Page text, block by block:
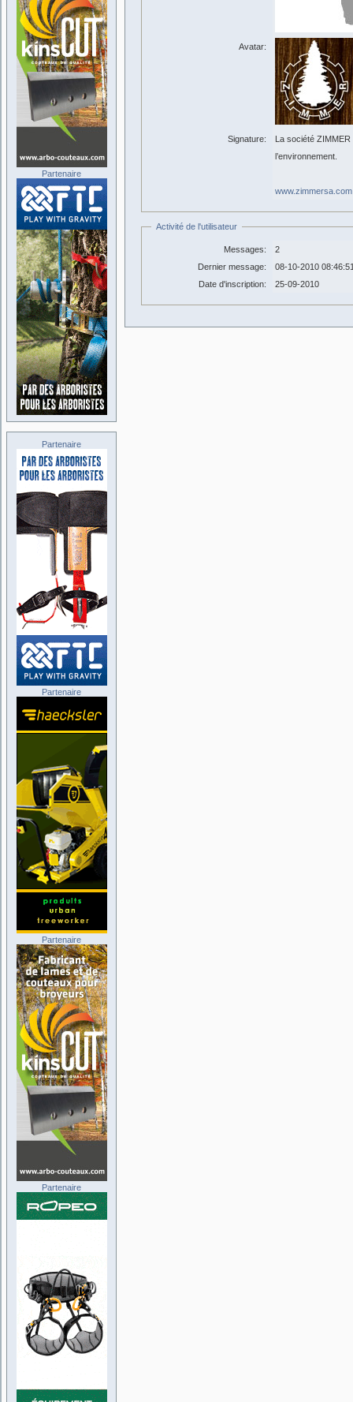
Avatar:
Signature:
La société
l’environnement.
www.zimmersa.com
Activité de l'utilisateur
Messages:
2
Dernier message:
08-10-2010
Date d'inscription:
25-09-2010
Partenaire
Partenaire
Partenaire
Partenaire
Partenaire